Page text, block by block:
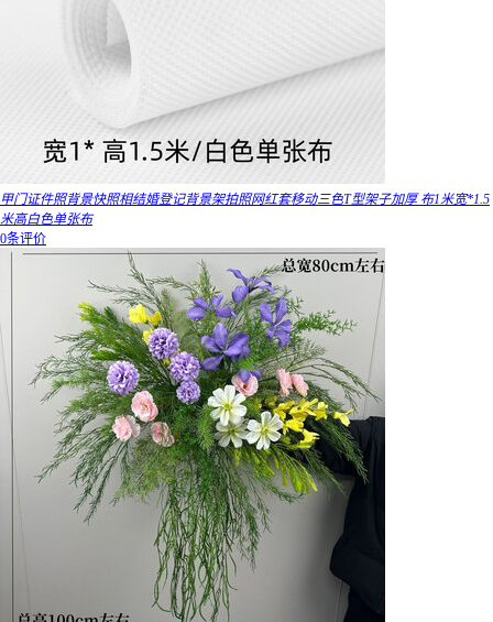
甲门证件照背景快照相结婚登记背景架拍照网红套移动三色T型架子加厚 布1米宽*1.5
米高白色单张布
0条评价